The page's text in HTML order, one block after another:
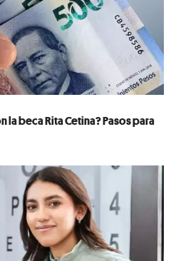
beca Rita Cetina? Pasos para